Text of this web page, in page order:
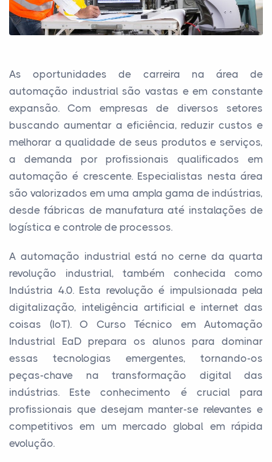
As oportunidades de carreira na área de
automação industrial são vastas e em constante
expansão. Com empresas de diversos setores
buscando aumentar a eficiência, reduzir custos e
melhorar a qualidade de seus produtos e serviços,
a demanda por profissionais qualificados em
automação é crescente. Especialistas nesta área
são valorizados em uma ampla gama de indústrias,
desde fábricas de manufatura até instalações de
logística e controle de processos.
A automação industrial está no cerne da quarta
revolução industrial, também conhecida como
Indústria 4.0. Esta revolução é impulsionada pela
digitalização, inteligência artificial e internet das
coisas (IoT). O Curso Técnico em Automação
Industrial EaD prepara os alunos para dominar
essas tecnologias emergentes, tornando-os
peças-chave na transformação digital das
indústrias. Este conhecimento é crucial para
profissionais que desejam manter-se relevantes e
competitivos em um mercado global em rápida
evolução.